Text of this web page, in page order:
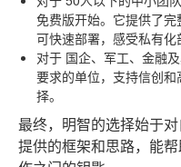
免费版开始。它提供了
可快速部署，感受私有化
对于 国企、军工、金融
要求的单位，支持信创
择。
最终，明智的选择始于
提供的框架和思路，能